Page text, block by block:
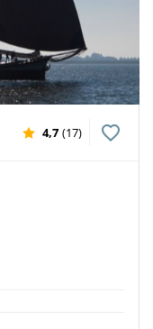
4,7 (17)